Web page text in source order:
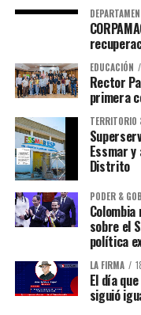
EDUCACIÓN
Rector
primera
TERRITORIO
Essmar
Distrito
PODER &
sobre el
política
LA FIRMA
El día
siguió